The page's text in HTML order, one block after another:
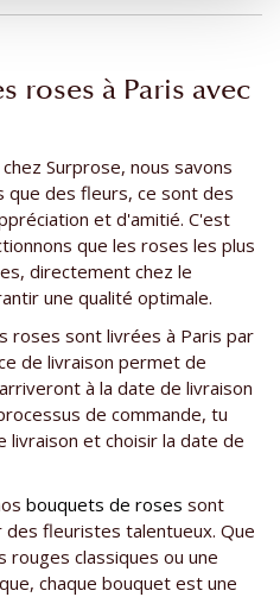
roses à Paris avec
chez Surprose, nous savons
que des fleurs, ce sont des
et d'amitié. C'est
que les roses les plus
directement chez le
une qualité optimale.
roses sont livrées à Paris par
de livraison permet de
à la date de livraison
de commande, tu
livraison et choisir la date de
bouquets de roses sont
fleuristes talentueux. Que
rouges classiques ou une
chaque bouquet est une